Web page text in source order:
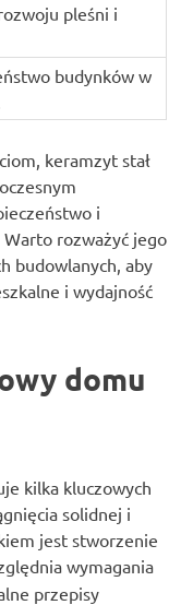
pleśni i
budynków w
keramzyt stał
i
Warto rozważyć jego
budowlanych, aby
i wydajność
domu
kilka kluczowych
solidnej i
jest stworzenie
wymagania
przepisy